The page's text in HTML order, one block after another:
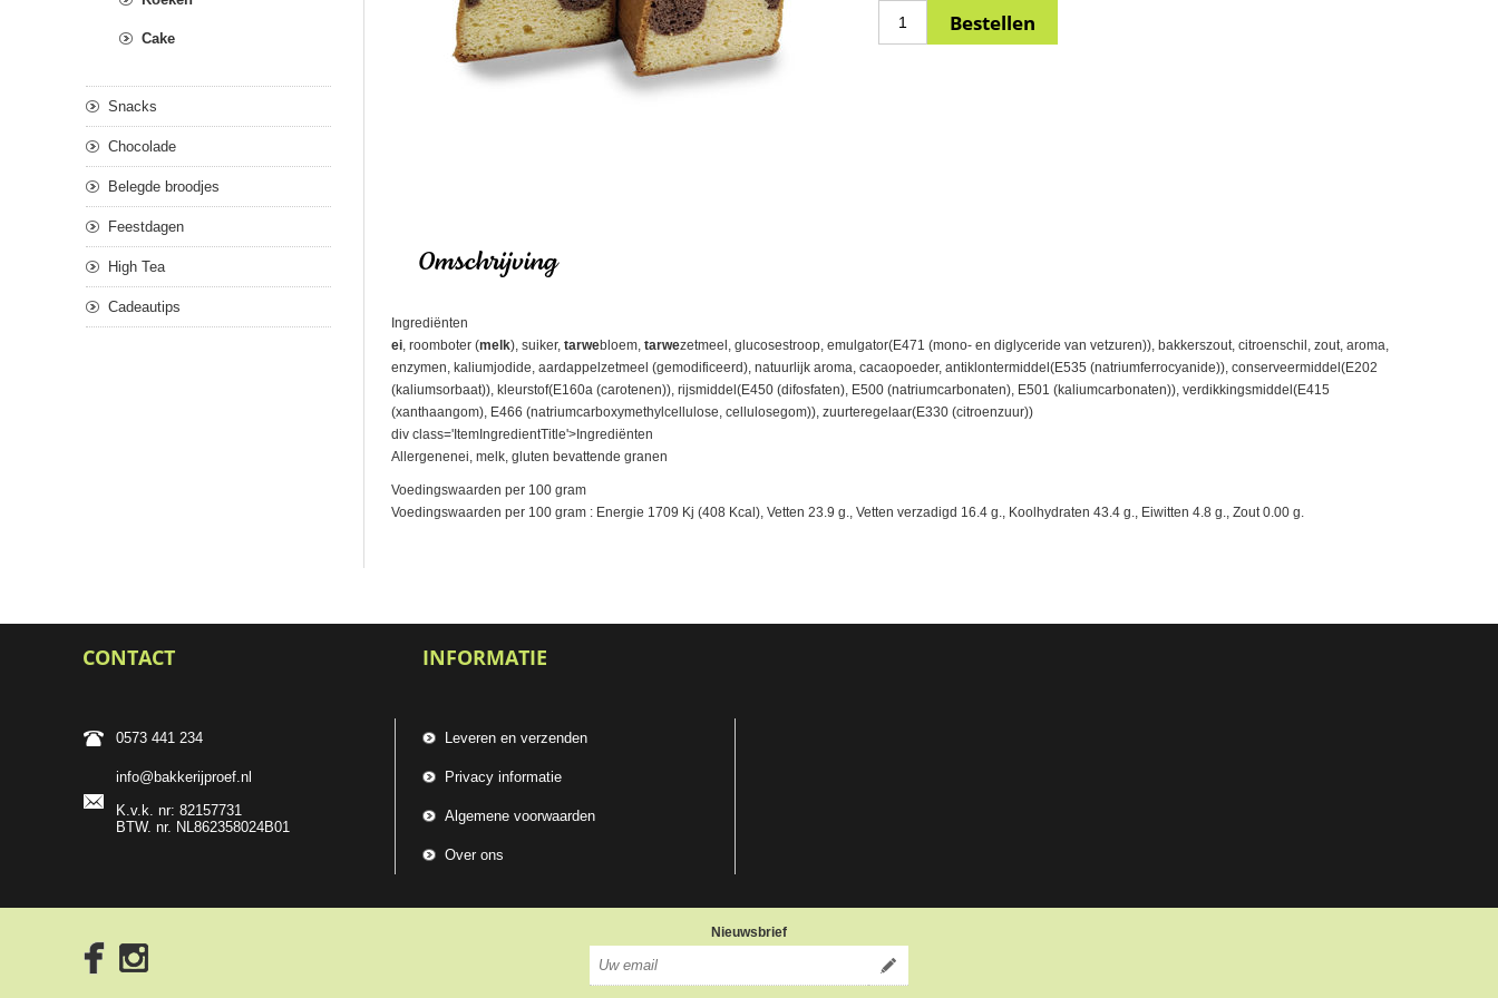
Omschrijving
Ingrediënten
ei , roomboter (melk), suiker, tarwebloem, tarwezetmeel, glucosestroop, emulgator(E471 (mono- en diglyceride van vetzuren)), bakkerszout, citroenschil, zout, aroma,
enzymen, kaliumjodide, aardappelzetmeel (gemodificeerd), natuurlijk aroma, cacaopoeder, antiklontermiddel(E535 (natriumferrocyanide)), conserveermiddel(E202
(kaliumsorbaat)), kleurstof(E160a (carotenen)), rijsmiddel(E450 (difosfaten), E500 (natriumcarbonaten), E501 (kaliumcarbonaten)), verdikkingsmiddel(E415
(xanthaangom), E466 (natriumcarboxymethylcellulose, cellulosegom)), zuurteregelaar(E330 (citroenzuur))
div class='ItemIngredientTitle'>Ingrediënten
Allergenenei, melk, gluten bevattende granen
Voedingswaarden per 100 gram
Voedingswaarden per 100 gram : Energie 1709 Kj (408 Kcal), Vetten 23.9 g., Vetten verzadigd 16.4 g., Koolhydraten 43.4 g., Eiwitten 4.8 g., Zout 0.00 g.
Cake
Snacks
Chocolade
Belegde broodjes
Feestdagen
High Tea
Cadeautips
CONTACT
0573 441 234
info@bakkerijproef.nl
K.v.k. nr: 82157731
BTW. nr. NL862358024B01
INFORMATIE
Leveren en verzenden
Privacy informatie
Algemene voorwaarden
Over ons
Nieuwsbrief